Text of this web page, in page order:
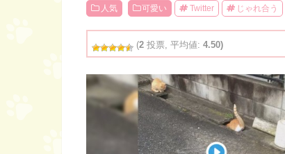
人気 可愛い Twitter じゃれ合う
(2 投票, 平均値: 4.50)